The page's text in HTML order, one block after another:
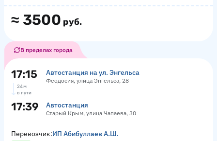
≈ 3500 руб.
В пределах города
17:15 Автостанция на ул. Энгельса
Феодосия, улица Энгельса, 28
24 м
в пути
17:39 Автостанция
Старый Крым, улица Чапаева, 30
Перевозчик:ИП Абибуллаев А.Ш.